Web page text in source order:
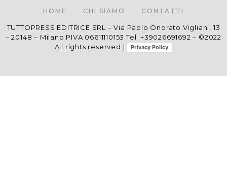
HOME CHI SIAMO CONTATTI
TUTTOPRESS EDITRICE SRL – Via Paolo Onorato Vigliani, 13
– 20148 – Milano PIVA 06611110153 Tel. +39026691692 – ©2022
All rights reserved |
Privacy Policy